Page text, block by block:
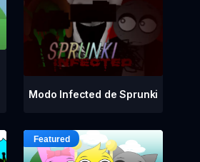
Modo Infected de Sprunki